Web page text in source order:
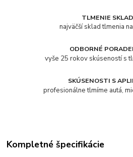
TLMENIE
najväčší sklad tlmenia
ODBORNÉ
vyše 25 rokov skúseností s
SKÚSENOSTI S
profesionálne tlmíme autá,
Kompletné špecifikácie